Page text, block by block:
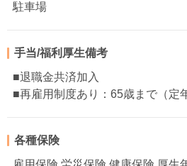
駐車場
手当/福利厚生備考
■退職金共済加入
■再雇用制度あり：65歳まで（定
各種保険